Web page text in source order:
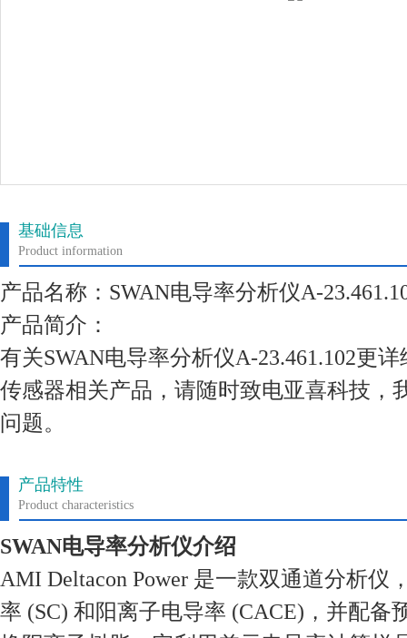
基础信息
Product information
产品名称：SWAN电导率分析仪A-
产品简介：
有关SWAN电导率分析仪A-23.461.102更
传感器相关产品，请随时致电亚喜科技，
问题。
产品特性
Product characteristics
SWAN电导率分析仪介绍
AMI Deltacon Power 是一款双通道分析仪
率 (SC) 和阳离子电导率 (CACE)，并配备